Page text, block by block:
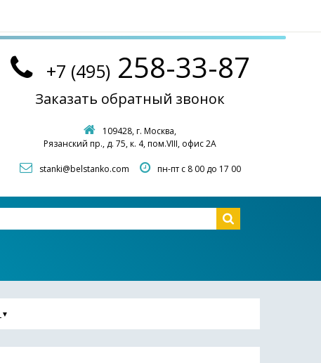
+7 (495) 258-33-87
Заказать обратный звонок
109428, г. Москва,
Рязанский пр., д. 75, к. 4, пом.VIII, офис 2А
stanki@belstanko.com пн-пт с 8 00 до 17 00
▼